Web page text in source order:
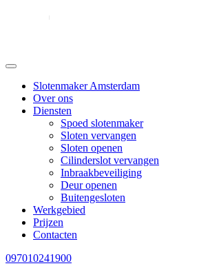
Slotenmaker Amsterdam
Over ons
Diensten
Spoed slotenmaker
Sloten vervangen
Sloten openen
Cilinderslot vervangen
Inbraakbeveiliging
Deur openen
Buitengesloten
Werkgebied
Prijzen
Contacten
097010241900